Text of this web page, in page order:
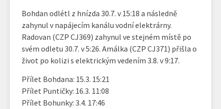
Bohdan odlétl z hnízda 30.7. v 15:18 a následně
zahynul v napájecím kanálu vodní elektrárny.
Radovan (CZP CJ369) zahynul ve stejném místě po
svém odletu 30.7. v 5:26. Amálka (CZP CJ371) přišla o
život po kolizi s elektrickým vedením 3.8. v 9:17.
Přílet Bohdana: 15.3. 15:21
Přílet Puntičky: 16.3. 11:08
Přílet Bohunky: 3.4. 17:46